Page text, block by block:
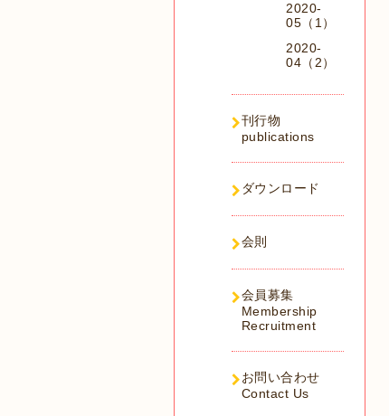
2020-
05（1）
2020-
04（2）
刊行物
publications
ダウンロード
会則
会員募集
Membership
Recruitment
お問い合わせ
Contact Us